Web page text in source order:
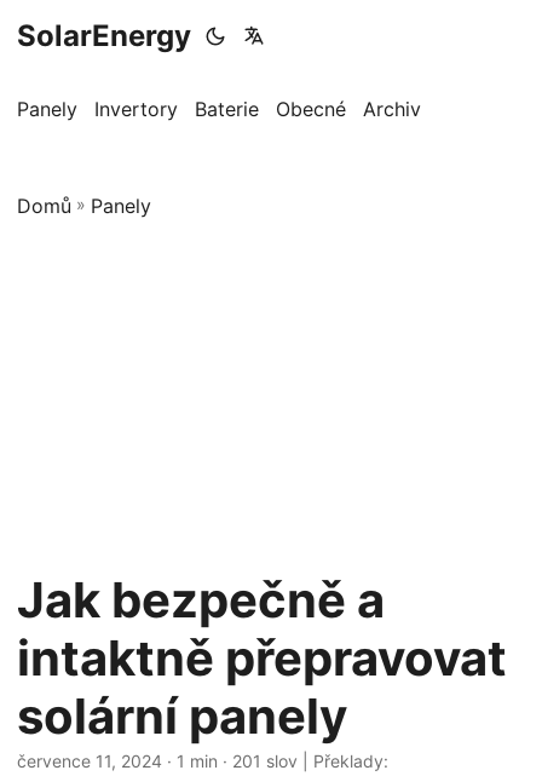
SolarEnergy
Panely Invertory Baterie Obecné Archiv
Domů » Panely
Jak bezpečně a
intaktně přepravovat
solární panely
července 11, 2024 · 1 min · 201 slov | Překlady: